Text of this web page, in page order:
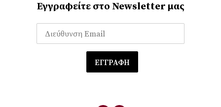
Εγγραφείτε στο Newsletter μας